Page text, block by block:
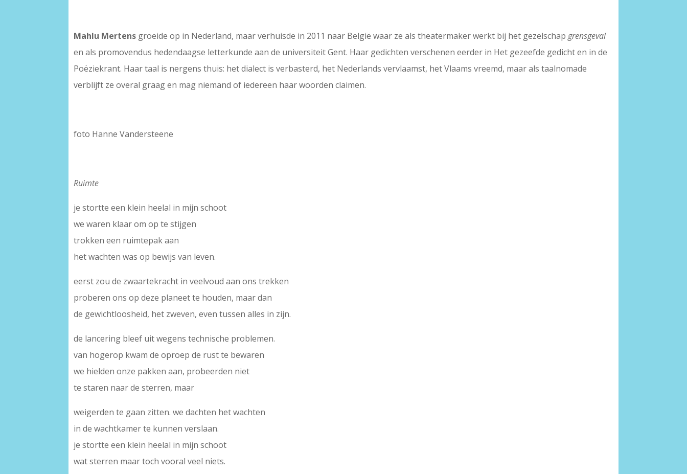
Mahlu Mertens groeide op in Nederland, maar verhuisde in 2011 naar België waar ze als theatermaker werkt bij het gezelschapgrensgeval
en als promovendus hedendaagse letterkunde aan de universiteit Gent. Haar gedichten verschenen eerder in Het gezeefde gedicht en in de
Poëziekrant. Haar taal is nergens thuis: het dialect is verbasterd, het Nederlands vervlaamst, het Vlaams vreemd, maar als taalnomade
verblijft ze overal graag en mag niemand of iedereen haar woorden claimen.
foto Hanne Vandersteene
Ruimte
je stortte een klein heelal in mijn schoot
we waren klaar om op te stijgen
trokken een ruimtepak aan
het wachten was op bewijs van leven.
eerst zou de zwaartekracht in veelvoud aan ons trekken
proberen ons op deze planeet te houden, maar dan
de gewichtloosheid, het zweven, even tussen alles in zijn.
de lancering bleef uit wegens technische problemen.
van hogerop kwam de oproep de rust te bewaren
we hielden onze pakken aan, probeerden niet
te staren naar de sterren, maar
weigerden te gaan zitten. we dachten het wachten
in de wachtkamer te kunnen verslaan.
je stortte een klein heelal in mijn schoot
wat sterren maar toch vooral veel niets.